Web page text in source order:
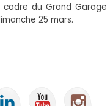
du Grand Garage
25 mars.